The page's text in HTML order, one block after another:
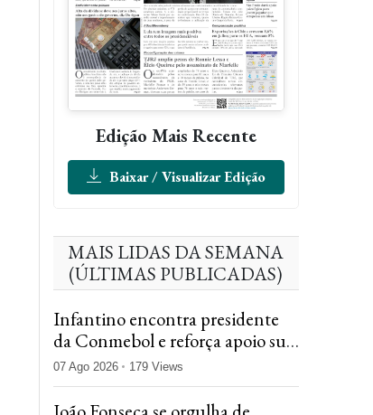
Edição Mais Recente
Baixar / Visualizar Edição
MAIS LIDAS DA SEMANA
(ÚLTIMAS PUBLICADAS)
Infantino encontra presidente
da Conmebol e reforça apoio sul-
americano em meio à crise na
Fifa
07 Ago 2026 179 Views